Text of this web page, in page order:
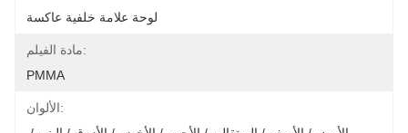
لوحة علامة خلفية عاكسة
مادة الفيلم:
PMMA
الألوان: